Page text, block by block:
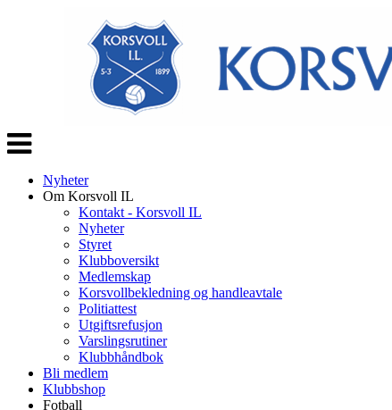
Veksle
navigasjon
Nyheter
Om Korsvoll IL
Kontakt - Korsvoll IL
Nyheter
Styret
Klubboversikt
Medlemskap
Korsvollbekledning og handleavtale
Politiattest
Utgiftsrefusjon
Varslingsrutiner
Klubbhåndbok
Bli medlem
Klubbshop
Fotball